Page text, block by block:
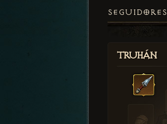
SEGUIDORES
Truhán